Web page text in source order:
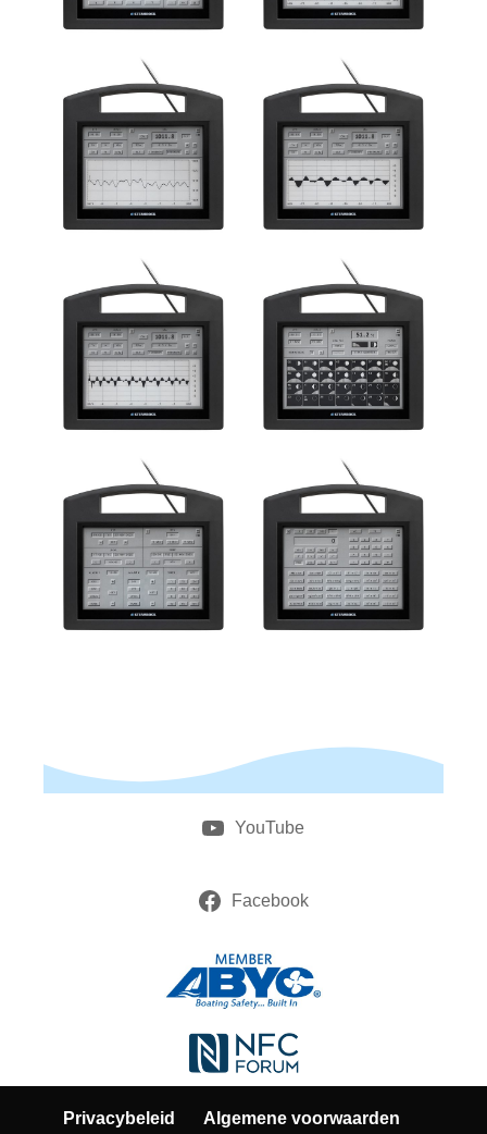
YouTube
Facebook
Privacybeleid Algemene voorwaarden